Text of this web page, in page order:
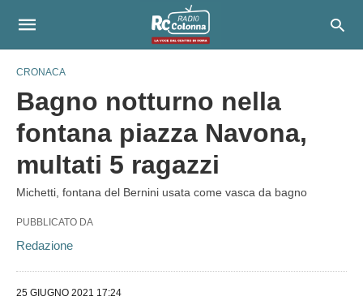
CRONACA
Bagno notturno nella
fontana piazza Navona,
multati 5 ragazzi
Michetti, fontana del Bernini usata come vasca da bagno
PUBBLICATO DA
Redazione
25 GIUGNO 2021 17:24